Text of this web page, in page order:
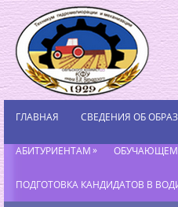
ГЛАВНАЯ СВЕДЕНИЯ ОБ
АБИТУРИЕНТАМ»
ПОДГОТОВКА КАНДИДАТОВ В